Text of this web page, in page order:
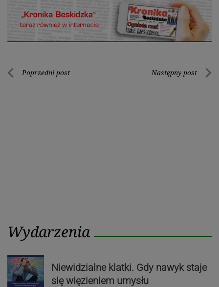
Nawigacja
Poprzedni post Następny post
Wydarzenia
Niewidzialne klatki. Gdy nawyk staje
się więzieniem umysłu